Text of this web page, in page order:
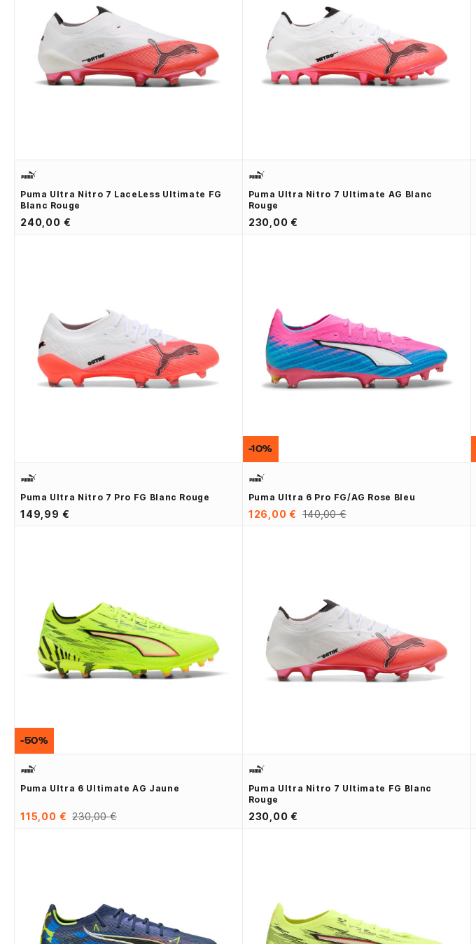
Puma Ultra Nitro 7 LaceLess Ultimate FG
Blanc Rouge
240,00 €
Puma Ultra Nitro 7 Ultimate AG Blanc
Rouge
230,00 €
Puma Ultra Nitro 7 Pro FG Blanc Rouge
149,99 €
Puma Ultra 6 Pro FG/AG Rose Bleu
126,00 € 140,00 €
-10%
Puma Ultra 6 Ultimate AG Jaune
115,00 € 230,00 €
-50%
Puma Ultra Nitro 7 Ultimate FG Blanc
Rouge
230,00 €